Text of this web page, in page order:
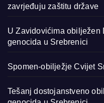
zavrjeđuju zaštitu države
U Zavidovićima obilježen
genocida u Srebrenici
Spomen-obilježje Cvijet
Tešanj dostojanstveno